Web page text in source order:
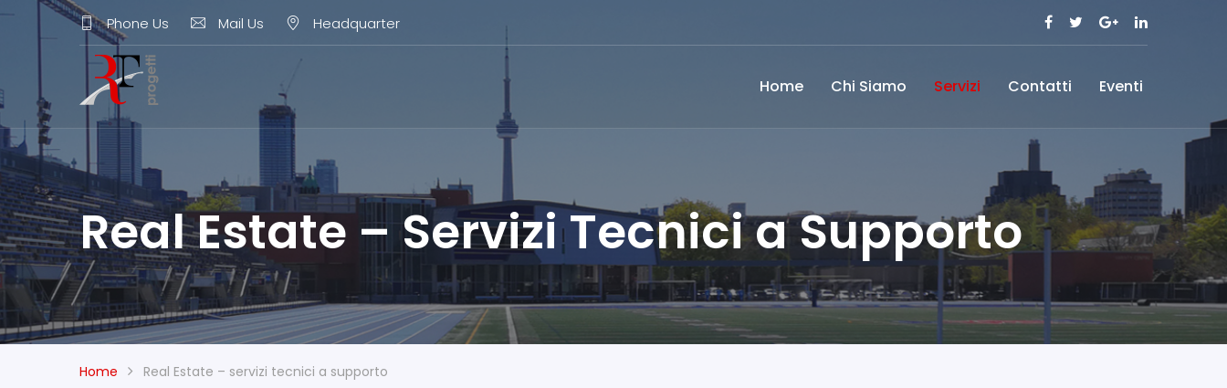
Phone Us Mail Us Headquarter
Home Chi Siamo Servizi Contatti Eventi
Real Estate – Servizi Tecnici a Supporto
Home Real Estate – servizi tecnici a supporto